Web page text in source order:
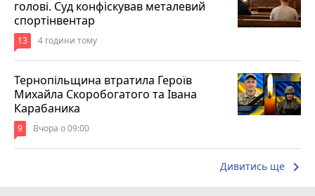
голові. Суд конфіскував металевий
спортінвентар
13 4 години тому
Тернопільщина втратила Героїв
Михайла Скоробогатого та Івана
Карабаника
9 Вчора о 09:00
Дивитись ще keyboard_arrow_right